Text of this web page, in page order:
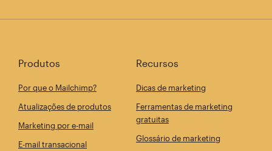
Produtos
Por que o Mailchimp?
Atualizações de produtos
Marketing por e-mail
E-mail transacional
Recursos
Dicas de marketing
Ferramentas de marketing
gratuitas
Glossário de marketing